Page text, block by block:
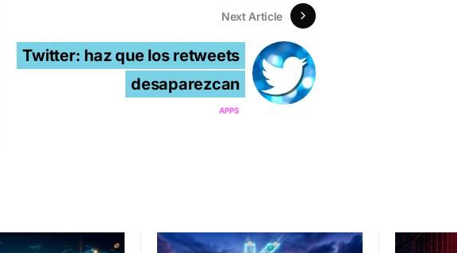
Next Article
Twitter: haz que los retweets
desaparezcan
APPS